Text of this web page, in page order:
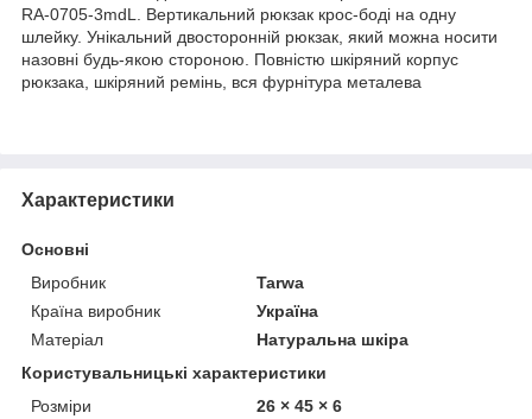
RA-0705-3mdL. Вертикальний рюкзак крос-боді на одну
шлейку. Унікальний двосторонній рюкзак, який можна носити
назовні будь-якою стороною. Повністю шкіряний корпус
рюкзака, шкіряний ремінь, вся фурнітура металева
Характеристики
Основні
Виробник
Tarwa
Країна виробник
Україна
Матеріал
Натуральна шкіра
Користувальницькі характеристики
Розміри
26 × 45 × 6